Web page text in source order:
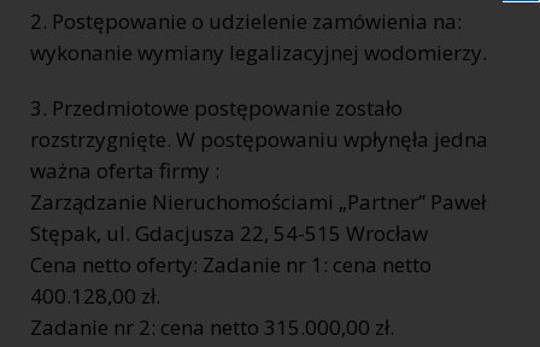
2. Postępowanie o udzielenie zamówienia na:
wykonanie wymiany legalizacyjnej wodomierzy.
3. Przedmiotowe postępowanie zostało
rozstrzygnięte. W postępowaniu wpłynęła jedna
ważna oferta firmy :
Zarządzanie Nieruchomościami „Partner” Paweł
Stępak, ul. Gdacjusza 22, 54-515 Wrocław
Cena netto oferty: Zadanie nr 1: cena netto
400.128,00 zł.
Zadanie nr 2: cena netto 315.000,00 zł.